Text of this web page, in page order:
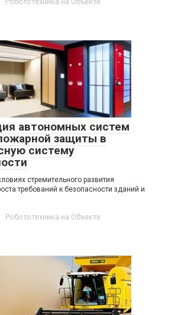
автономных систем
защиты в
систему
стремительного развития
требований к безопасности зданий и
Робототехника на Объекте